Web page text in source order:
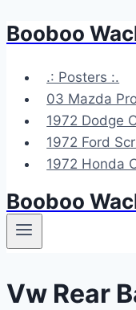
Skip
content
Booboo
.: Posters :.
03 Mazda
1972 Dodge
1972 Ford
1972 Honda
Booboo
Vw Rear